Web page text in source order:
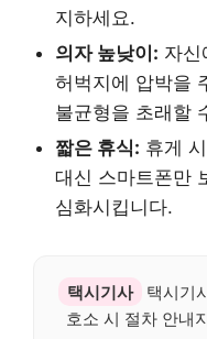
지하세요.
의자 높낮이: 자신
허벅지에 압박을
불균형을 초래할
짧은 휴식: 휴게
대신 스마트폰만
심화시킵니다.
택시기사
택시기
호소 시 절차 안내